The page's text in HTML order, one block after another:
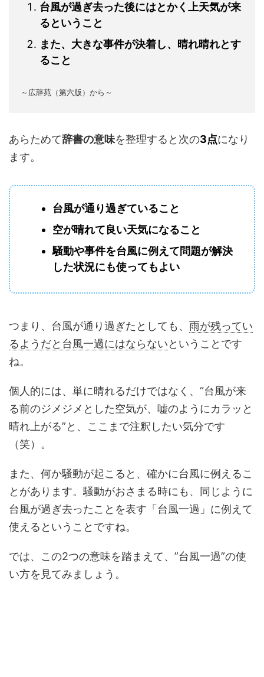
台風が過ぎ去った後にはとかく上天気が来
るということ
また、大きな事件が決着し、晴れ晴れとす
ること
～広辞苑（第六版）から～
あらためて辞書の意味を整理すると次の3点になり
ます。
台風が通り過ぎていること
空が晴れて良い天気になること
騒動や事件を台風に例えて問題が解決
した状況にも使ってもよい
つまり、台風が通り過ぎたとしても、 雨が残ってい
るようだと台風一過にはならないということです
ね。
個人的には、単に晴れるだけではなく、“台風が来
る前のジメジメとした空気が、嘘のようにカラッと
晴れ上がる”と、ここまで注釈したい気分です
（笑）。
また、何か騒動が起こると、確かに台風に例えるこ
とがあります。騒動がおさまる時にも、同じように
台風が過ぎ去ったことを表す「台風一過」に例えて
使えるということですね。
では、この2つの意味を踏まえて、”台風一過”の使
い方を見てみましょう。